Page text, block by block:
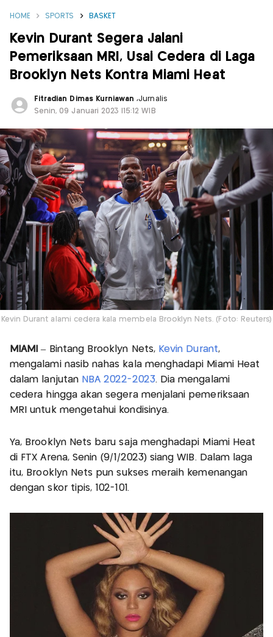
HOME SPORTS BASKET
Kevin Durant Segera Jalani
Pemeriksaan MRI, Usai Cedera di Laga
Brooklyn Nets Kontra Miami Heat
Fitradian Dimas Kurniawan,Jurnalis
Senin, 09 Januari 2023 |15:12 WIB
Kevin Durant alami cedera kala membela Brooklyn Nets. (Foto: Reuters)
MIAMI– Bintang Brooklyn Nets, Kevin Durant,
mengalami nasib nahas kala menghadapi Miami Heat
dalam lanjutan NBA 2022-2023. Dia mengalami
cedera hingga akan segera menjalani pemeriksaan
MRI untuk mengetahui kondisinya.
Ya, Brooklyn Nets baru saja menghadapi Miami Heat
di FTX Arena, Senin (9/1/2023) siang WIB. Dalam laga
itu, Brooklyn Nets pun sukses meraih kemenangan
dengan skor tipis, 102-101.